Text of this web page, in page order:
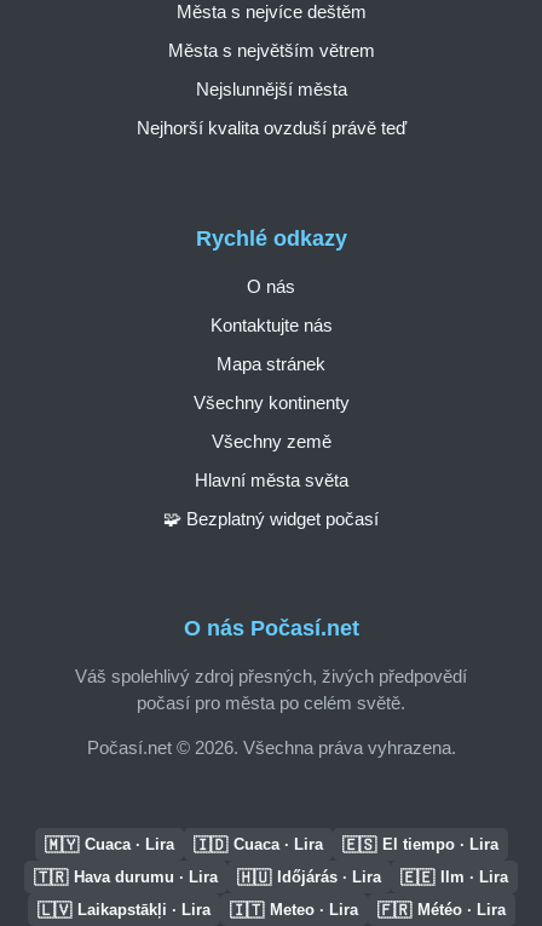
O nás Počasí.net
Váš spolehlivý zdroj přesných, živých předpovědí
počasí pro města po celém světě.
Počasí.net © 2026. Všechna práva vyhrazena.
Rychlé odkazy
O nás
Kontaktujte nás
Mapa stránek
Všechny kontinenty
Všechny země
Hlavní města světa
🧩 Bezplatný widget počasí
Města s nejvíce deštěm
Města s největším větrem
Nejslunnější města
Nejhorší kvalita ovzduší právě teď
🇲🇾 Cuaca · Lira 🇮🇩 Cuaca · Lira 🇪🇸 El tiempo · Lira
🇹🇷 Hava durumu · Lira 🇭🇺 Időjárás · Lira 🇪🇪 Ilm · Lira
🇱🇻 Laikapstākļi · Lira 🇮🇹 Meteo · Lira 🇫🇷 Météo · Lira